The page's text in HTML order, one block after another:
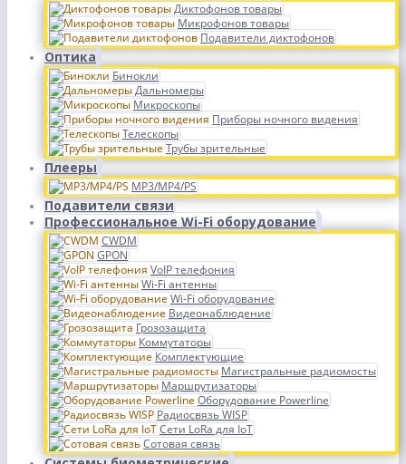
Диктофонов товары
Микрофонов товары
Подавители диктофонов
Оптика
Бинокли
Дальномеры
Микроскопы
Приборы ночного видения
Телескопы
Трубы зрительные
Плееры
MP3/MP4/PS
Подавители связи
Профессиональное Wi-Fi оборудование
CWDM
GPON
VoIP телефония
Wi-Fi антенны
Wi-Fi оборудование
Видеонаблюдение
Грозозащита
Коммутаторы
Комплектующие
Магистральные радиомосты
Маршрутизаторы
Оборудование Powerline
Радиосвязь WISP
Сети LoRa для IoT
Сотовая связь